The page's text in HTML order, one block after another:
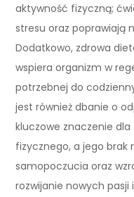
aktywność fizyczną;
stresu oraz poprawiają
Dodatkowo, zdrowa
wspiera organizm w
potrzebnej do
jest również dbanie o
kluczowe znaczenie
fizycznego, a jego brak
samopoczucia oraz
rozwijanie nowych